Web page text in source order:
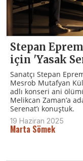
Stepan
için 'Yasak
Sanatçı Stepan
Mesrob Mutafyan
adlı konseri ani
Melikcan Zaman’a
Serenat’ı konuştuk.
19 Haziran 2025
Marta Sömek